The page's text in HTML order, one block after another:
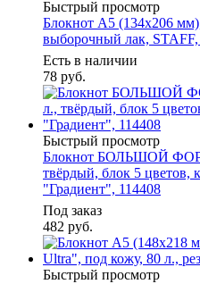
Быстрый просмотр
Блокнот А5 (134х206
выборочный лак,
Есть в наличии
78 руб.
Быстрый просмотр
Блокнот БОЛЬШОЙ
твёрдый, блок 5 цветов,
"Градиент", 114408
Под заказ
482 руб.
Быстрый просмотр